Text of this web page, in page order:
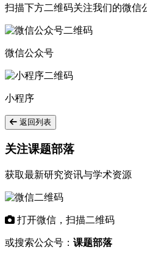
扫描下方二维码关注我们的微信
微信公众号
小程序
返回列表
关注课题部落
获取最新研究资讯与学术资源
打开微信，扫描二维码
或搜索公众号： 课题部落